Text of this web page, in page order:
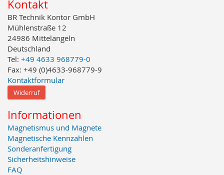
Kontakt
BR Technik Kontor GmbH
Mühlenstraße 12
24986 Mittelangeln
Deutschland
Tel: +49 4633 968779-0
Fax: +49 (0)4633-968779-9
Kontaktformular
Widerruf
Informationen
Magnetismus und Magnete
Magnetische Kennzahlen
Sonderanfertigung
Sicherheitshinweise
FAQ